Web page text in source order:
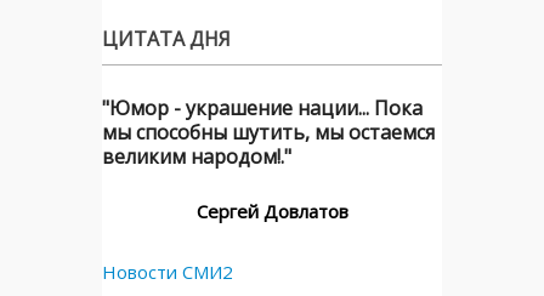
ЦИТАТА ДНЯ
"Юмор - украшение нации... Пока
мы способны шутить, мы остаемся
великим народом!."
Сергей Довлатов
Новости СМИ2